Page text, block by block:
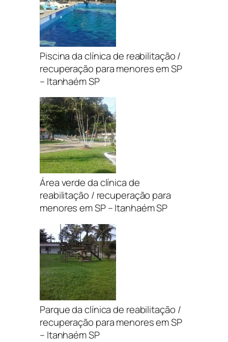
Piscina da clínica de reabilitação /
recuperação para menores em SP
– Itanhaém SP
Área verde da clínica de
reabilitação / recuperação para
menores em SP – Itanhaém SP
Parque da clínica de reabilitação /
recuperação para menores em SP
– Itanhaém SP